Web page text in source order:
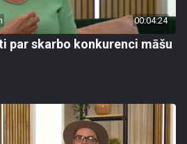
00:04:24
par skarbo konkurenci māšu